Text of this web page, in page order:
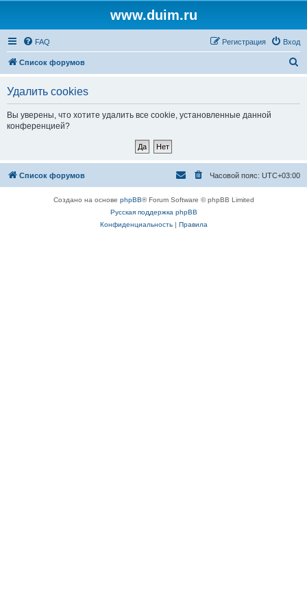
www.duim.ru
FAQ Вход
Регистрация
Список форумов
Удалить cookies
Вы уверены, что хотите удалить все cookie, установленные данной
конференцией?
Список форумов Часовой пояс: UTC+03:00
Создано на основе phpBB® Forum Software © phpBB Limited
Русская поддержка phpBB
Конфиденциальность| Правила